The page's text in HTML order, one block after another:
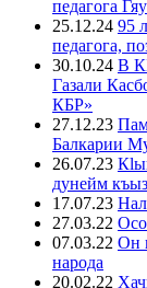
педагога
25.12.24 95
педагога,
30.10.24 В
Газали
КБР»
27.12.23
Балкарии
26.07.23
дунейм
17.07.23
27.03.22
07.03.22 Он
народа
20.02.22